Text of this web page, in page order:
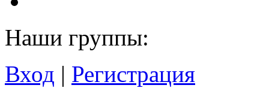
Наши группы:
Вход | Регистрация